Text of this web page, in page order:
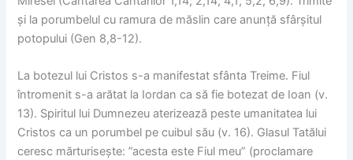
și la porumbelul cu ramura de măslin care anunță sfârșitul
potopului (Gen 8,8-12).
La botezul lui Cristos s-a manifestat sfânta Treime. Fiul
întromenit s-a arătat la Iordan ca să fie botezat de Ioan (v.
13). Spiritul lui Dumnezeu aterizează peste umanitatea lui
Cristos ca un porumbel pe cuibul său (v. 16). Glasul Tatălui
ceresc mărturisește: ”acesta este Fiul meu” (proclamare